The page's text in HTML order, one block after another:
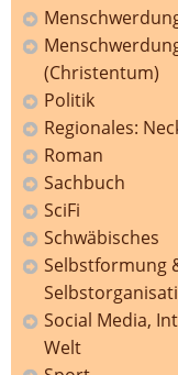
(Christentum)
Politik
Regionales:
Roman
Sachbuch
SciFi
Schwäbisches
Selbstformung
Social Media,
Welt